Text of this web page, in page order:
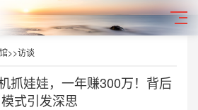
>>访谈
抓娃娃，一年赚300万！背后
模式引发深思